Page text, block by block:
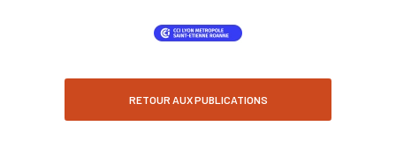
RETOUR AUX PUBLICATIONS